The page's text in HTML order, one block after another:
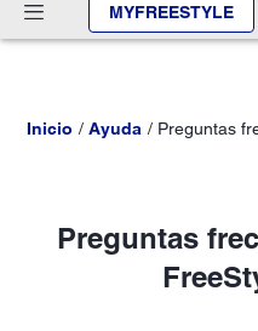
MYFREESTYLE
Inicio Ayuda Preguntas
Preguntas